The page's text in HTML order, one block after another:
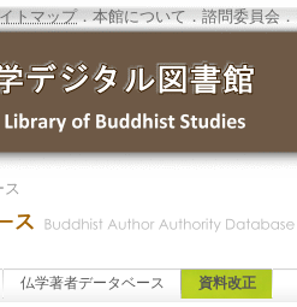
トマップ．本館について ．諮問委員会 ．
仏学著者データベース 資料改正